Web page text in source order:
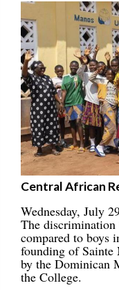
Central African
Wednesday, July
The
compared to boys
founding of
by the Dominican
the College.